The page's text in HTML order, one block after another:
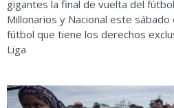
gigantes la final de vuelta del
Millonarios y Nacional este sábado
fútbol que tiene los derechos
Liga